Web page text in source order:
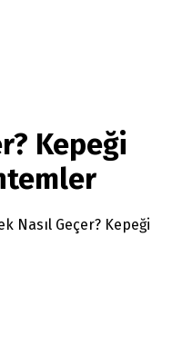
Kepeği
Nasıl Geçer? Kepeği